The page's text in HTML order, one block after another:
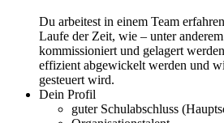
Du arbeitest in einem Team
Laufe der Zeit, wie – unter
kommissioniert und gelagert
effizient abgewickelt werden und
gesteuert wird.
Dein Profil
guter Schulabschluss